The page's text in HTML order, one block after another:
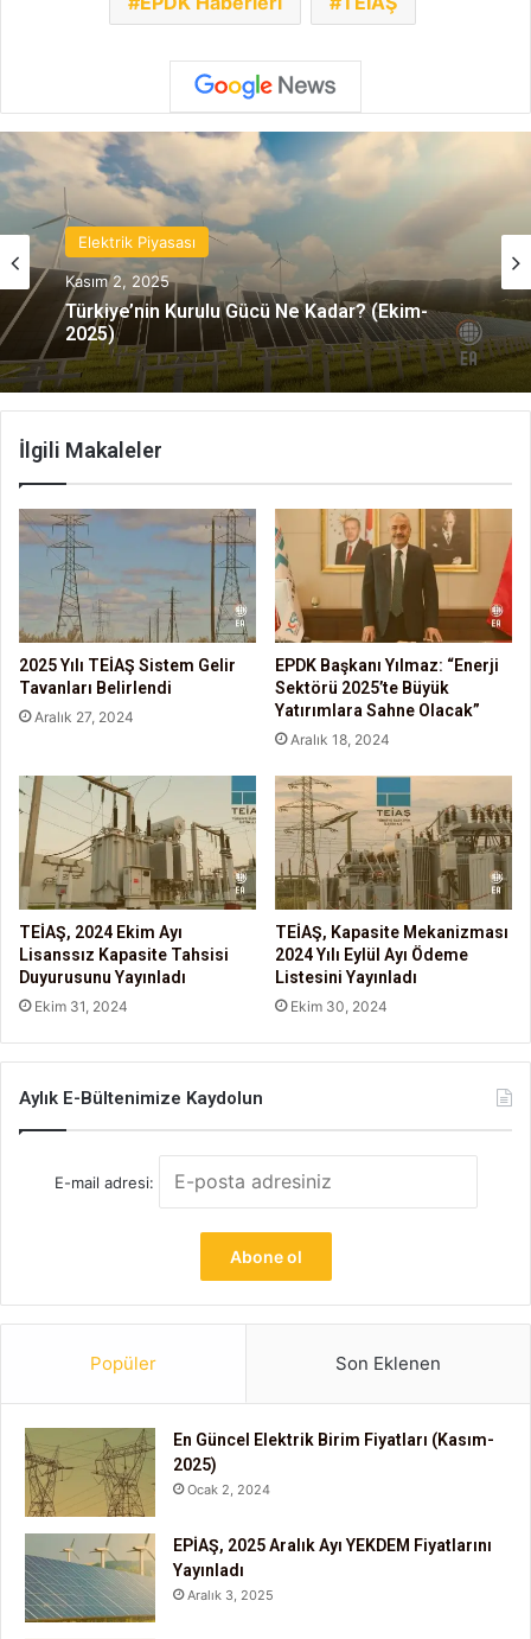
Elektrik Piyasası
Kasım 2, 2025
Türkiye’nin Kurulu Gücü Ne Kadar? (Ekim-
2025)
İlgili Makaleler
2025 Yılı TEİAŞ Sistem Gelir
Tavanları Belirlendi
Aralık 27, 2024
EPDK Başkanı Yılmaz: “Enerji
Sektörü 2025’te Büyük
Yatırımlara Sahne Olacak”
Aralık 18, 2024
TEİAŞ, 2024 Ekim Ayı
Lisanssız Kapasite Tahsisi
Duyurusunu Yayınladı
Ekim 31, 2024
TEİAŞ, Kapasite Mekanizması
2024 Yılı Eylül Ayı Ödeme
Listesini Yayınladı
Ekim 30, 2024
Aylık E-Bültenimize Kaydolun
E-mail adresi:
Popüler Son Eklenen
En Güncel Elektrik Birim Fiyatları (Kasım-
2025)
Ocak 2, 2024
EPİAŞ, 2025 Aralık Ayı YEKDEM Fiyatlarını
Yayınladı
Aralık 3, 2025